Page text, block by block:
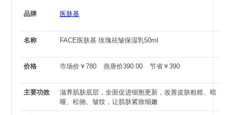
品牌 医肤基
名称 FACE医肤基 玫瑰祛皱保湿乳50ml
价格 市场价 ￥ 780 燕唐价390.00 节省 ￥ 390
主要功效
滋养肌肤底层，全面促进细胞更新，改善皮肤粗糙、暗
哑、松驰、皱纹，让肌肤紧致细嫩